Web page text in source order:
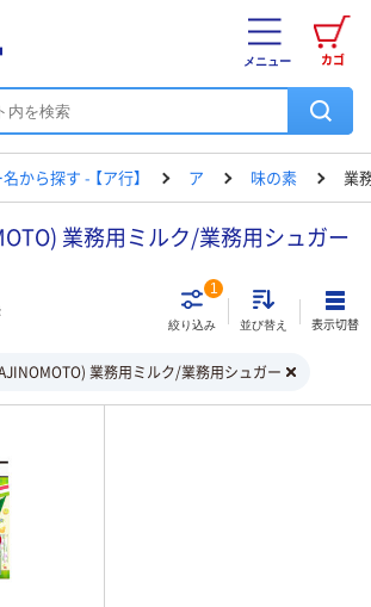
カゴ
メニュー
から探す - 【ア行】 ア 味の素 業
業務用ミルク/業務用シュガー
絞り込み
1
並び替え 表示切替
業務用ミルク/業務用シュガー